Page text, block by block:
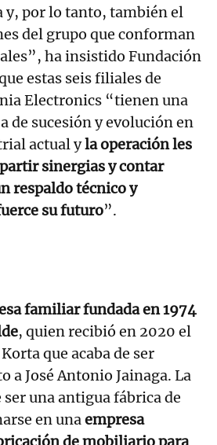
y, por lo tanto, también el
del grupo que conforman
ha insistido Fundación
estas seis filiales de
Electronics “tienen una
de sucesión y evolución en
actual yla operación les
sinergias y contar
respaldo técnico y
su futuro”.
familiar fundada en 1974
, quien recibió en 2020 el
que acaba de ser
a José Antonio Jainaga. La
una antigua fábrica de
en unaempresa
de mobiliario para